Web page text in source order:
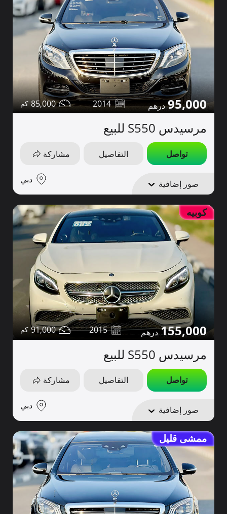
95,000
2014
85,000
مرسيدس S550 للبيع
تواصل التفاصيل مشاركة
صور إضافية دبي
كوبيه
155,000
2015
91,000
مرسيدس S550 للبيع
تواصل التفاصيل مشاركة
صور إضافية دبي
ممشى قليل